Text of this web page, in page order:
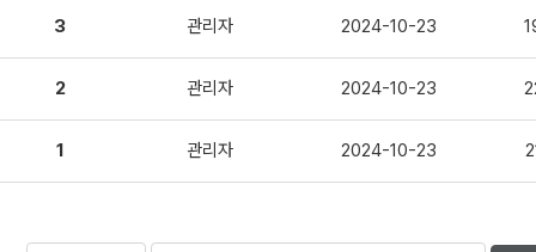
3 단국대병원-혁신형 미래의료연구센터 공지사항
관리자 2024-10-23
2 단국대병원-혁신형 미래의료연구센터 공지사항
관리자 2024-10-23
1 단국대병원-혁신형 미래의료연구센터 공지사항
관리자 2024-10-23